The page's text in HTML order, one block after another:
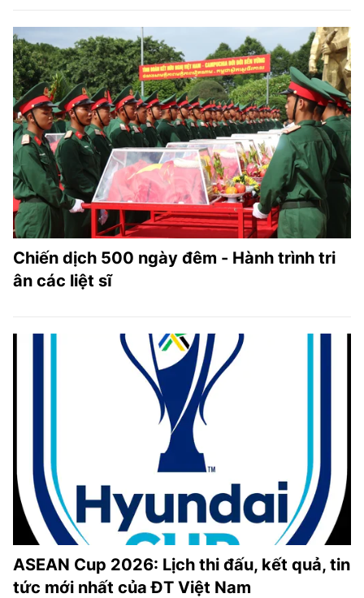
Chiến dịch 500 ngày đêm - Hành trình tri
ân các liệt sĩ
ASEAN Cup 2026: Lịch thi đấu, kết quả, tin
tức mới nhất của ĐT Việt Nam